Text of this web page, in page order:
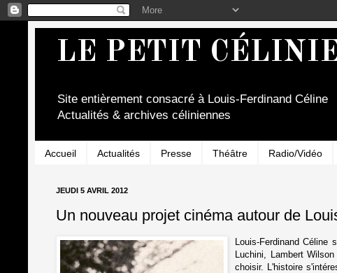
LE PETIT
Site entièrement consacré à Louis-Ferdinand Céline
Actualités & archives céliniennes
Accueil Actualités Presse Théâtre Radio/Vidéo
JEUDI 5 AVRIL 2012
Un nouveau projet cinéma autour de
Louis-Ferdinand
Luchini, Lambert
choisir. L'histoire